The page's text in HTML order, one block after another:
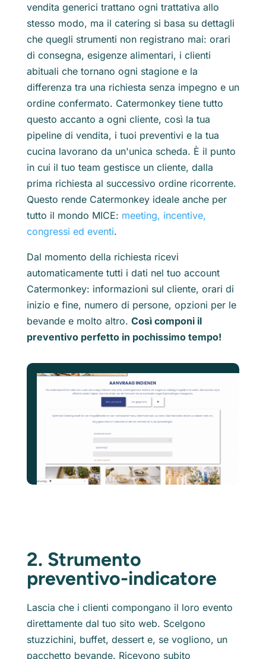
vendita generici trattano ogni trattativa allo
stesso modo, ma il catering si basa su dettagli
che quegli strumenti non registrano mai: orari
di consegna, esigenze alimentari, i clienti
abituali che tornano ogni stagione e la
differenza tra una richiesta senza impegno e un
ordine confermato. Catermonkey tiene tutto
questo accanto a ogni cliente, così la tua
pipeline di vendita, i tuoi preventivi e la tua
cucina lavorano da un'unica scheda. È il punto
in cui il tuo team gestisce un cliente, dalla
prima richiesta al successivo ordine ricorrente.
Questo rende Catermonkey ideale anche per
tutto il mondo MICE: meeting, incentive,
congressi ed eventi.
Dal momento della richiesta ricevi
automaticamente tutti i dati nel tuo account
Catermonkey: informazioni sul cliente, orari di
inizio e fine, numero di persone, opzioni per le
bevande e molto altro. Così componi il
preventivo perfetto in pochissimo tempo!
2. Strumento
preventivo-indicatore
Lascia che i clienti compongano il loro evento
direttamente dal tuo sito web. Scelgono
stuzzichini, buffet, dessert e, se vogliono, un
pacchetto bevande. Ricevono subito